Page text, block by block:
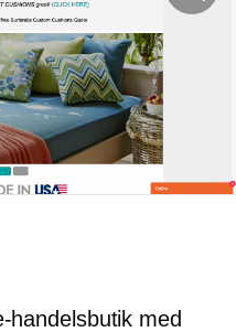
handelsbutik med